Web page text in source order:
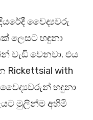
වෛද්‍යවරු
ලෙසට හඳුනා
වැඩි වෙනවා. එය
with
හඳුනා
මුලින්ම අහිමි